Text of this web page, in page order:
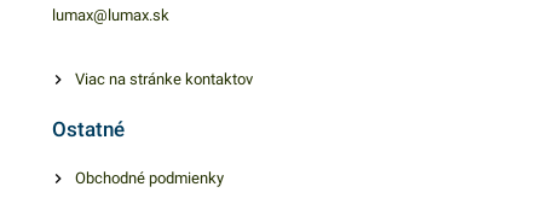
lumax@lumax.sk
Viac na stránke kontaktov
Ostatné
Obchodné podmienky